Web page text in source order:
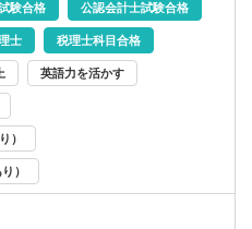
験合格 公認会計士試験合格
士 税理士科目合格
英語力を活かす
）
）
山形県
タント
ンサルタント
タント
ント）